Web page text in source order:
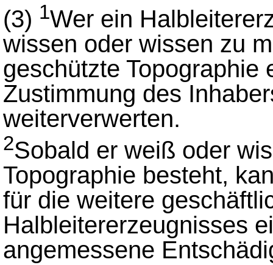
(3) 1Wer ein
wissen oder wissen zu
geschützte Topographie
Zustimmung des
weiterverwerten.
2Sobald er weiß oder
Topographie besteht,
für die weitere
Halbleitererzeugnisses
angemessene